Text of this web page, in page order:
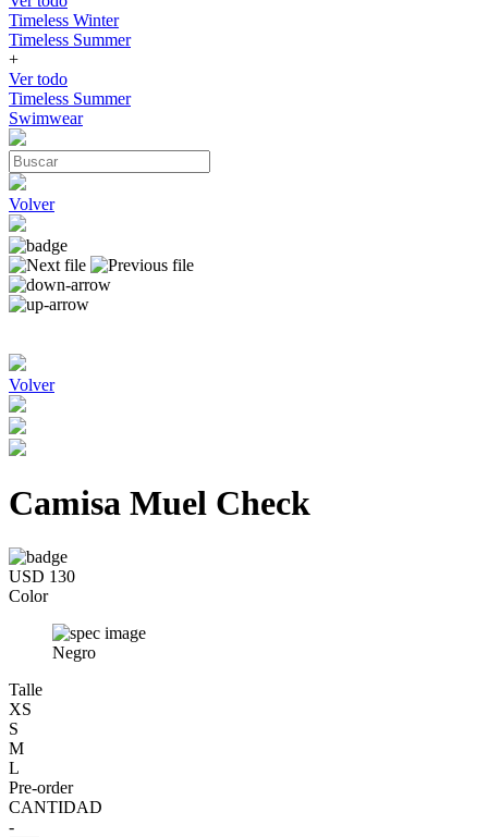
Timeless Winter
Timeless Summer
+
Ver todo
Timeless Summer
Swimwear
Volver
Volver
Camisa Muel Check
USD 130
Color
Negro
Talle
XS
S
M
L
Pre-order
CANTIDAD
-